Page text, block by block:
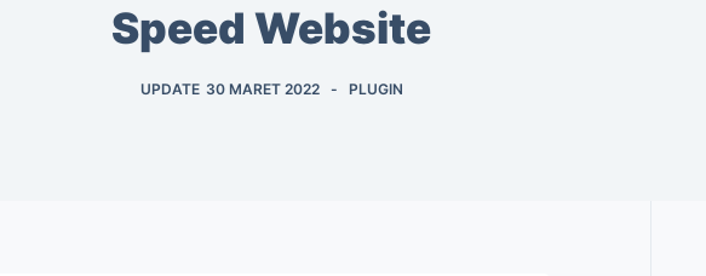
Speed Website
UPDATE 30 MARET 2022 PLUGIN